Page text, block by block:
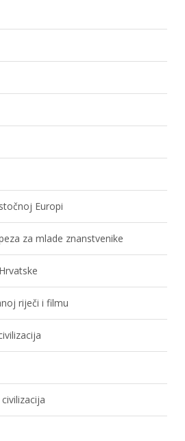
Europi
za mlade znanstvenike
riječi i filmu